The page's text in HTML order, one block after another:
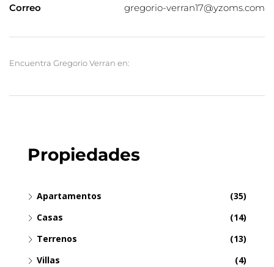
Correo
gregorio-verran17@yzoms.com
Encuentra Gregorio Verran en:
Propiedades
Apartamentos
(35)
Casas
(14)
Terrenos
(13)
Villas
(4)